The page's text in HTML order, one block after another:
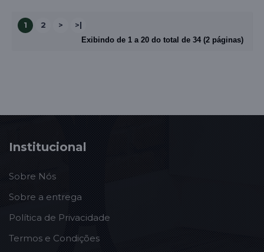
1 2 > >|
Exibindo de 1 a 20 do total de 34 (2 páginas)
Institucional
Sobre Nós
Sobre a entrega
Política de Privacidade
Termos e Condições